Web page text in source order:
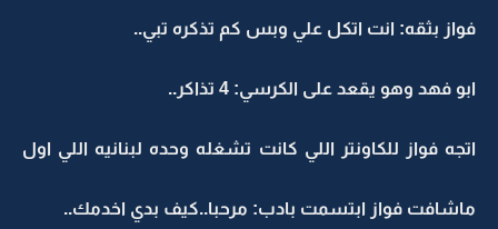
فواز بثقه: انت اتكل علي وبس كم تذكره تبي..
ابو فهد وهو يقعد على الكرسي: 4 تذاكر..
اتجه فواز للكاونتر اللي كانت تشغله وحده لبنانيه اللي اول
ماشافت فواز ابتسمت بادب: مرحبا..كيف بدي اخدمك..